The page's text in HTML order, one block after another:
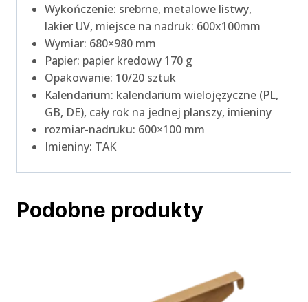
Wykończenie: srebrne, metalowe listwy,
lakier UV, miejsce na nadruk: 600x100mm
Wymiar: 680×980 mm
Papier: papier kredowy 170 g
Opakowanie: 10/20 sztuk
Kalendarium: kalendarium wielojęzyczne (PL,
GB, DE), cały rok na jednej planszy, imieniny
rozmiar-nadruku: 600×100 mm
Imieniny: TAK
Podobne produkty